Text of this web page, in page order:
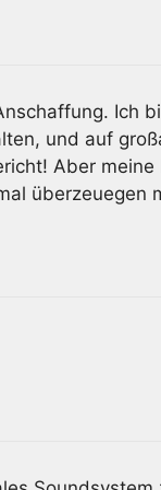
Ich
und auf
Aber
überzeuegen